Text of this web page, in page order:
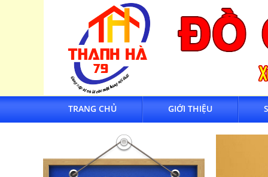
TRANG CHỦ GIỚI THIỆU